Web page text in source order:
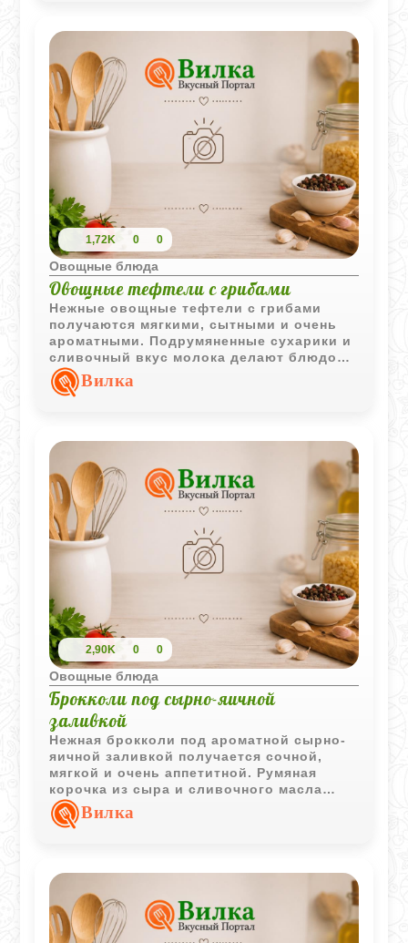
1,72K 0 0
Овощные блюда
Овощные тефтели с грибами
Нежные овощные тефтели с грибами
получаются мягкими, сытными и очень
ароматными. Подрумяненные сухарики и
сливочный вкус молока делают блюдо
особенно уютным и домашним.
Вилка
2,90K 0 0
Овощные блюда
Брокколи под сырно-яичной
заливкой
Нежная брокколи под ароматной сырно-
яичной заливкой получается сочной,
мягкой и очень аппетитной. Румяная
корочка из сыра и сливочного масла
делает запеканку особенно уютной и
сытной.Вилка